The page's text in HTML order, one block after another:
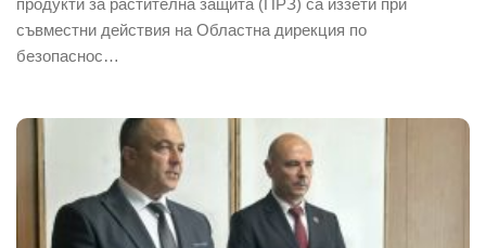
съвместни действия на Областна дирекция по
безопаснос…